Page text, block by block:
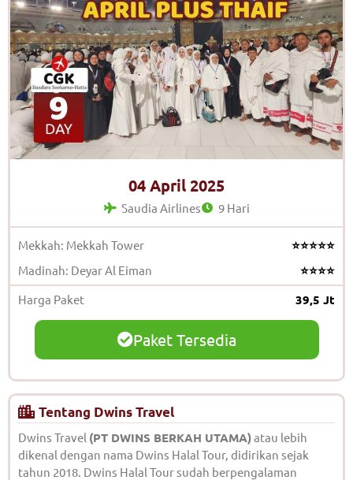
04 April 2025
Saudia Airlines 9 Hari
Mekkah: Mekkah Tower ⭐⭐⭐⭐⭐
Madinah: Deyar Al Eiman ⭐⭐⭐⭐
Harga Paket 39,5 Jt
Paket Tersedia
Tentang Dwins Travel
Dwins Travel (PT DWINS BERKAH UTAMA)atau lebih
dikenal dengan nama Dwins Halal Tour, didirikan sejak
tahun 2018. Dwins Halal Tour sudah berpengalaman